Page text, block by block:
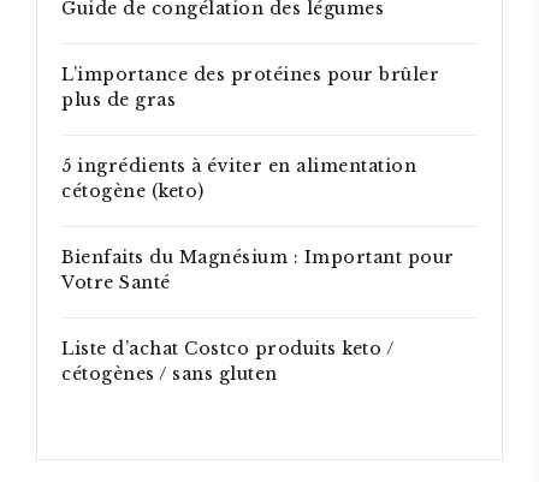
Guide de congélation des légumes
L’importance des protéines pour brûler
plus de gras
5 ingrédients à éviter en alimentation
cétogène (keto)
Bienfaits du Magnésium : Important pour
Votre Santé
Liste d’achat Costco produits keto /
cétogènes / sans gluten